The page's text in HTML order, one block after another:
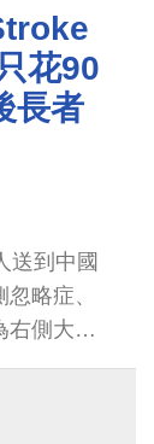
花90
長者
送到中國
略症、
右側大範
置與面
注射顯影